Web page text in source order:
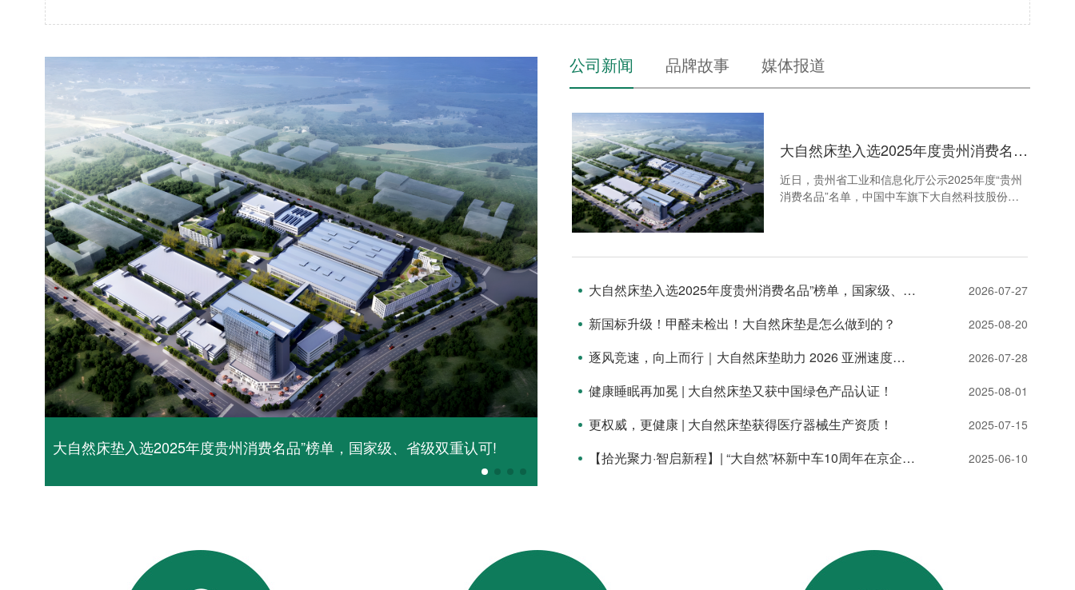
作为棕床垫行业领军品牌，大自然深耕行业37载，专注健康睡眠、环保家居产品的研发与智造。企业长期加码科研投入、深耕基础材料研究，
获得国家级权威认证。 主导起草《棕纤维弹性床垫》国家标准，《婴幼儿床垫》《床垫用棕纤维丝》行业标准，拥有300余项国家专利。依
托强大科研基底，大自然搭建起床垫、实木家具、家纺、整家定制四大核心业务板块，打造完整生态...
大自然床垫入选2025年度贵州消费名品”榜单，国家级、省级双重认可!
新国标升级！甲醛未检出！大自然床垫是怎么做到的？
公司新闻 品牌故事 媒体报道
大自然床垫入选2025年度贵州消费名品”榜单，国家级、省级双重认可!
近日，贵州省工业和信息化厅公示2025年度“贵州
消费名品”名单，中国中车旗下大自然科技股份有
继2026年1月入选工信部2025年度中国消费名品名
消费名品殊荣，标志着品牌价值与产品实力获得国
牌，大自然深耕行业37载，专注健康睡眠、环保家
耕基础材料研究，在天然材料科学、人体工学、睡
国家级实验室、国家工业设计中心认可资质，硬核
纤维弹性床垫》国家标准，《婴幼儿床垫》《床垫
大自然床垫入选2025年度贵州消费名品”榜单，国家级、省级双重认可! 2026-07-27
新国标升级！甲醛未检出！大自然床垫是怎么做到的？ 2025-08-20
逐风竞速，向上而行｜大自然床垫助力 2026 亚洲速度轮滑(中国贵阳站） 2026-07-28
健康睡眠再加冕 | 大自然床垫又获中国绿色产品认证！ 2025-08-01
更权威，更健康 | 大自然床垫获得医疗器械生产资质！ 2025-07-15
【拾光聚力·智启新程】| “大自然”杯新中车10周年在京企业足球邀请赛圆满落幕 2025-06-10